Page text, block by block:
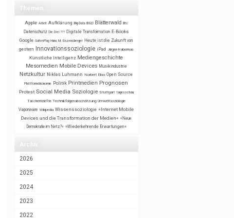
Themen
Apple Arbeit Aufklärung Big Data BILD Blätterwald Btx
Datenschutz Die Drei ??? Digitale Transformation E-Books
Google GuttenPlag Hans M. Enzensberger Heute ist die Zukunft von
gestern
Innovationssoziologie iPad Jürgen Habermas
Künstliche Intelligenz Mediengeschichte
Mesomedien Mobile Devices Musikindustrie
Netzkultur Niklas Luhmann Norbert Elias Open Source
Plattformökonomie Politik Printmedien Prognosen
Protest Social Media Soziologie Stuttgart tagesschau
Taschentelefon Technikfolgenabschätzung Umweltsoziologie
Vaporware Wikipedia Wissenssoziologie »Internet Mobile
Devices und die Transformation der Medien« »Neue
Demokratie im Netz?« »Wiederkehrende Erwartungen«
Archiv
2026
2025
2024
2023
2022